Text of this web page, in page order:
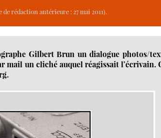
de rédaction antérieure : 27 mai 2011).
Gilbert Brun un dialogue photos/
mail un cliché auquel réagissait l’écrivain.